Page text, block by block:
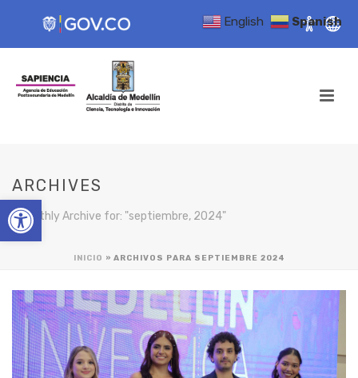
Open toolbar
ARCHIVES
Monthly Archive for: "septiembre, 2024"
INICIO » ARCHIVOS PARA SEPTIEMBRE 2024
English Spanish